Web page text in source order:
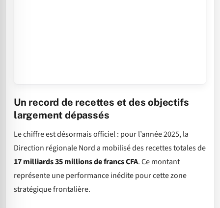
Un record de recettes et des objectifs
largement dépassés
Le chiffre est désormais officiel : pour l’année 2025, la
Direction régionale Nord a mobilisé des recettes totales de
17 milliards 35 millions de francs CFA. Ce montant
représente une performance inédite pour cette zone
stratégique frontalière.